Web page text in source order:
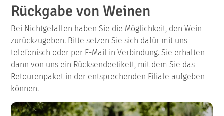
Rückgabe von Weinen
Bei Nichtgefallen haben Sie die Möglichkeit, den Wein
zurückzugeben. Bitte setzen Sie sich dafür mit uns
telefonisch oder per E-Mail in Verbindung. Sie erhalten
dann von uns ein Rücksendeetikett, mit dem Sie das
Retourenpaket in der entsprechenden Filiale aufgeben
können.